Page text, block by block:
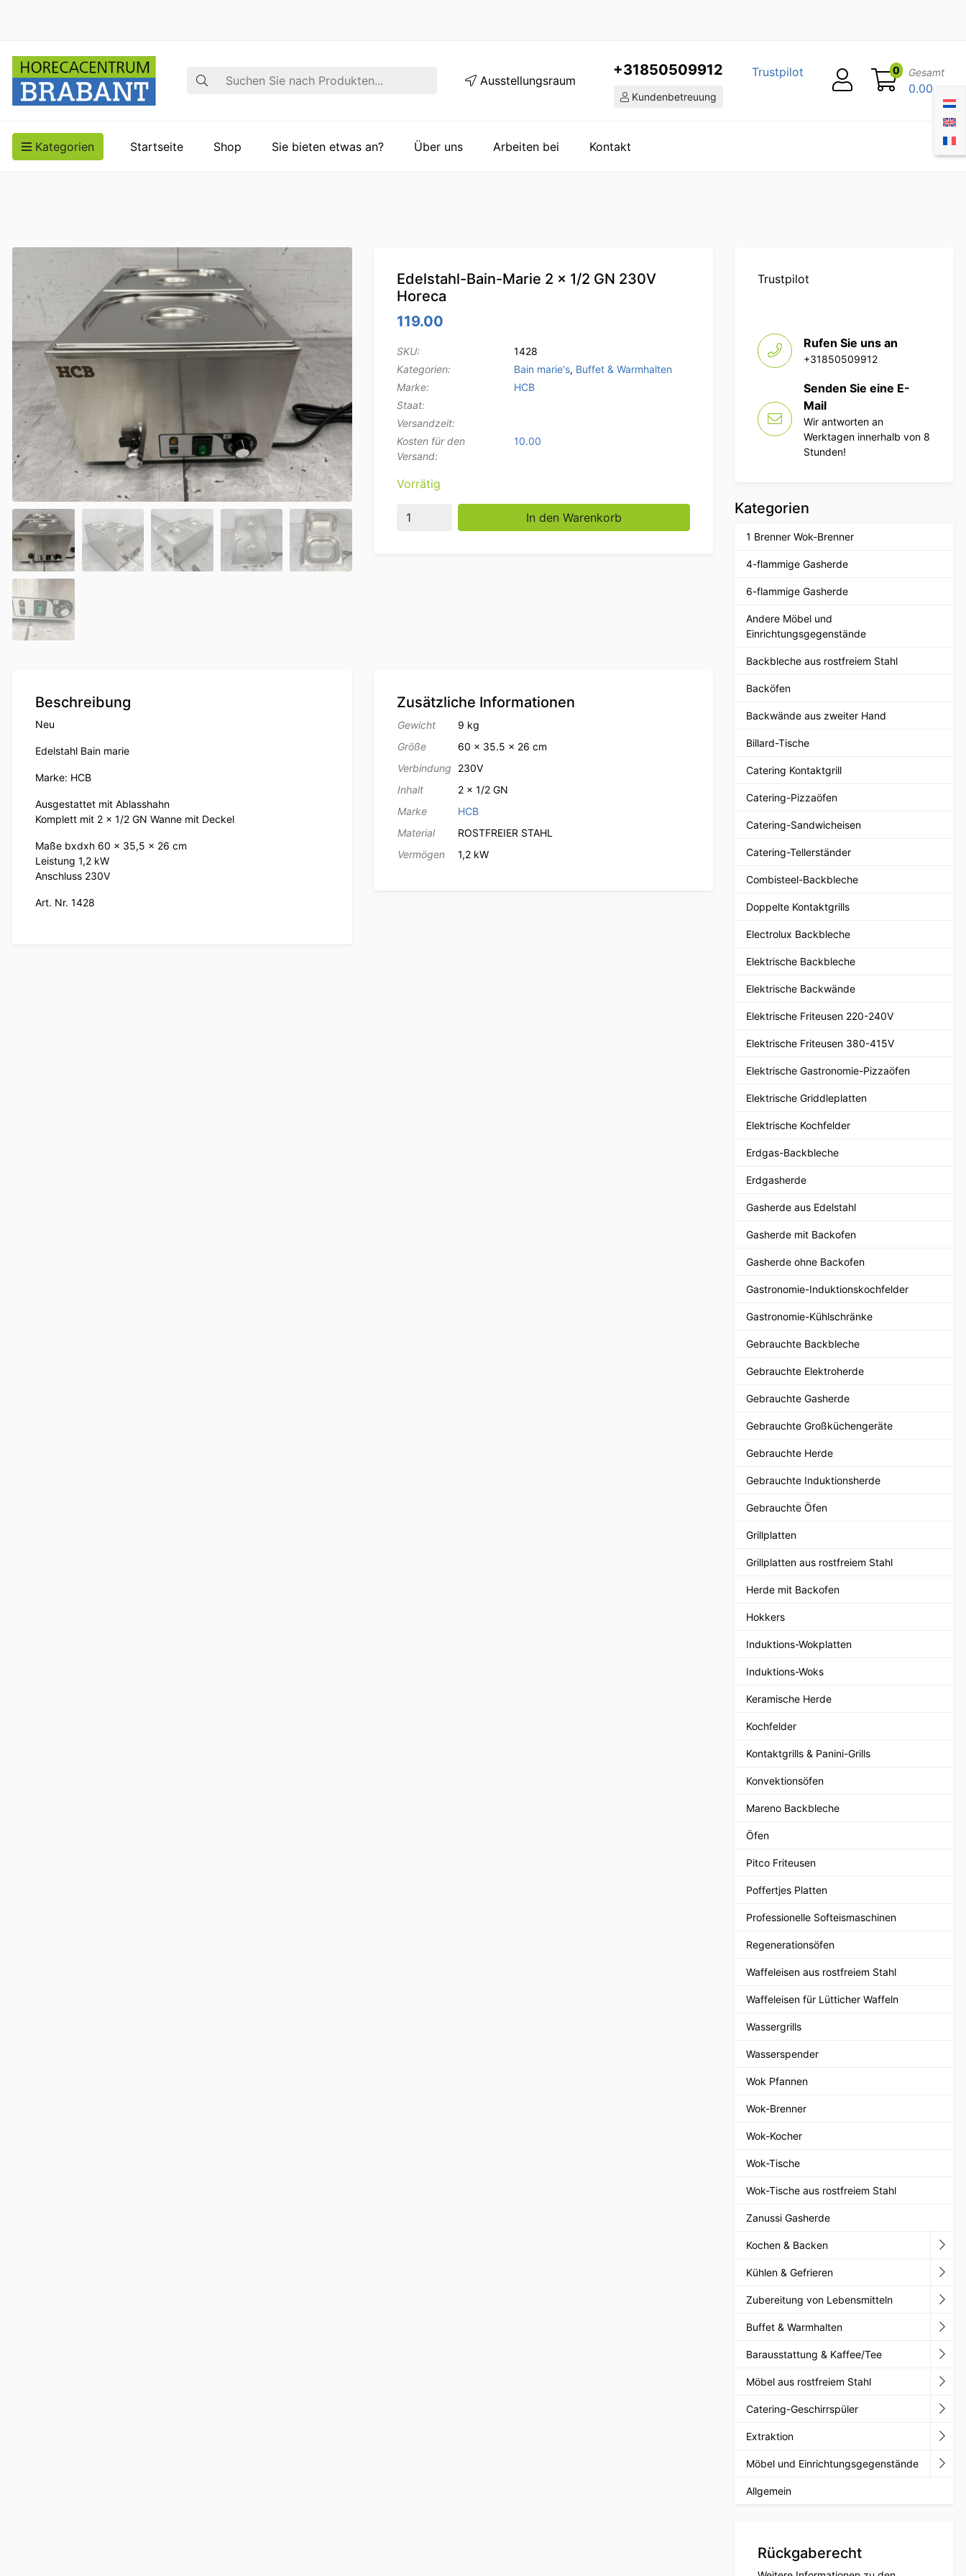
Suche Ausstellungsraum
+31850509912
Kundenbetreuung
Trustpilot 0 Gesamt
0.00
Kategorien Startseite Shop Sie bieten etwas an? Über uns Arbeiten bei Kontakt
Edelstahl-Bain-Marie 2 x 1/2 GN 230V
Horeca
119.00
SKU:
1428
Kategorien:
Bain marie's, Buffet & Warmhalten
Marke:
HCB
Staat:
Versandzeit:
Kosten für den
Versand:
10.00
Vorrätig
Edelstahl-Bain-Marie 2 x 1/2 GN 230V Horeca Menge
In den Warenkorb
Beschreibung
Neu
Edelstahl Bain marie
Marke: HCB
Ausgestattet mit Ablasshahn
Komplett mit 2 x 1/2 GN Wanne mit Deckel
Maße bxdxh 60 x 35,5 x 26 cm
Leistung 1,2 kW
Anschluss 230V
Art. Nr. 1428
Zusätzliche Informationen
Gewicht
9 kg
Größe
60 × 35.5 × 26 cm
Verbindung
230V
Inhalt
2 x 1/2 GN
Marke
HCB
Material
ROSTFREIER STAHL
Vermögen
1,2 kW
Trustpilot
Rufen Sie uns an
+31850509912
Senden Sie eine E-
Mail
Wir antworten an
Werktagen innerhalb von 8
Stunden!
Kategorien
1 Brenner Wok-Brenner
4-flammige Gasherde
6-flammige Gasherde
Andere Möbel und
Einrichtungsgegenstände
Backbleche aus rostfreiem Stahl
Backöfen
Backwände aus zweiter Hand
Billard-Tische
Catering Kontaktgrill
Catering-Pizzaöfen
Catering-Sandwicheisen
Catering-Tellerständer
Combisteel-Backbleche
Doppelte Kontaktgrills
Electrolux Backbleche
Elektrische Backbleche
Elektrische Backwände
Elektrische Friteusen 220-240V
Elektrische Friteusen 380-415V
Elektrische Gastronomie-Pizzaöfen
Elektrische Griddleplatten
Elektrische Kochfelder
Erdgas-Backbleche
Erdgasherde
Gasherde aus Edelstahl
Gasherde mit Backofen
Gasherde ohne Backofen
Gastronomie-Induktionskochfelder
Gastronomie-Kühlschränke
Gebrauchte Backbleche
Gebrauchte Elektroherde
Gebrauchte Gasherde
Gebrauchte Großküchengeräte
Gebrauchte Herde
Gebrauchte Induktionsherde
Gebrauchte Öfen
Grillplatten
Grillplatten aus rostfreiem Stahl
Herde mit Backofen
Hokkers
Induktions-Wokplatten
Induktions-Woks
Keramische Herde
Kochfelder
Kontaktgrills & Panini-Grills
Konvektionsöfen
Mareno Backbleche
Öfen
Pitco Friteusen
Poffertjes Platten
Professionelle Softeismaschinen
Regenerationsöfen
Waffeleisen aus rostfreiem Stahl
Waffeleisen für Lütticher Waffeln
Wassergrills
Wasserspender
Wok Pfannen
Wok-Brenner
Wok-Kocher
Wok-Tische
Wok-Tische aus rostfreiem Stahl
Zanussi Gasherde
Kochen & Backen
Kühlen & Gefrieren
Zubereitung von Lebensmitteln
Buffet & Warmhalten
Barausstattung & Kaffee/Tee
Möbel aus rostfreiem Stahl
Catering-Geschirrspüler
Extraktion
Möbel und Einrichtungsgegenstände
Allgemein
Rückgaberecht